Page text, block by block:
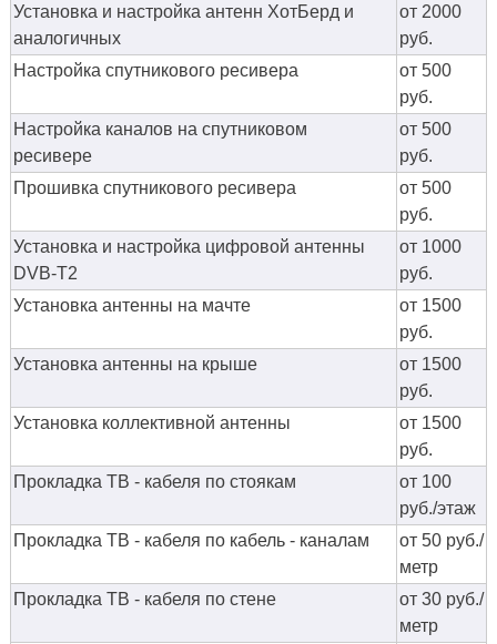
Установка и настройка антенн ХотБерд и
аналогичных
от 2000
руб.
Настройка спутникового ресивера
от 500
руб.
Настройка каналов на спутниковом
ресивере
от 500
руб.
Прошивка спутникового ресивера
от 500
руб.
Установка и настройка цифровой антенны
DVB-T2
от 1000
руб.
Установка антенны на мачте
от 1500
руб.
Установка антенны на крыше
от 1500
руб.
Установка коллективной антенны
от 1500
руб.
Прокладка ТВ - кабеля по стоякам
от 100
руб./этаж
Прокладка ТВ - кабеля по кабель - каналам
от 50 руб./
метр
Прокладка ТВ - кабеля по стене
от 30 руб./
метр